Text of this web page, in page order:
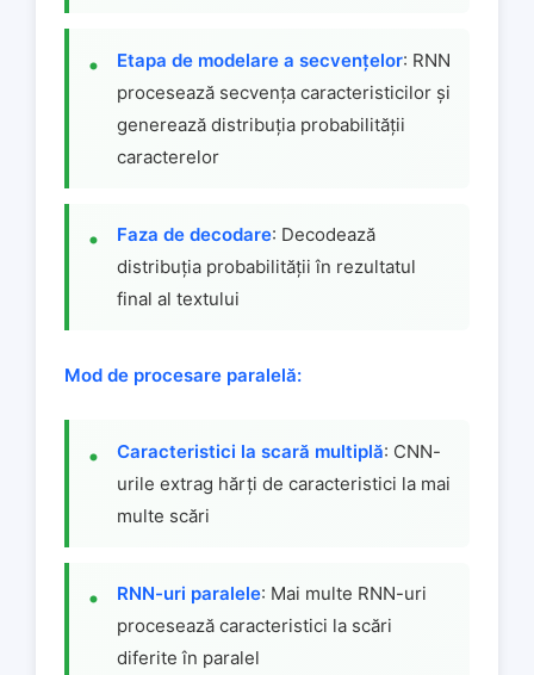
Etapa de modelare a secvențelor: RNN
procesează secvența caracteristicilor și
generează distribuția probabilității
caracterelor
Faza de decodare: Decodează
distribuția probabilității în rezultatul
final al textului
Mod de procesare paralelă:
Caracteristici la scară multiplă: CNN-
urile extrag hărți de caracteristici la mai
multe scări
RNN-uri paralele: Mai multe RNN-uri
procesează caracteristici la scări
diferite în paralel